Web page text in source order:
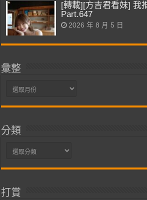
[轉載][方吉君看妹] 我
Part.647
2026 年 8 月 5 日
彙整
彙
分類
分
打賞